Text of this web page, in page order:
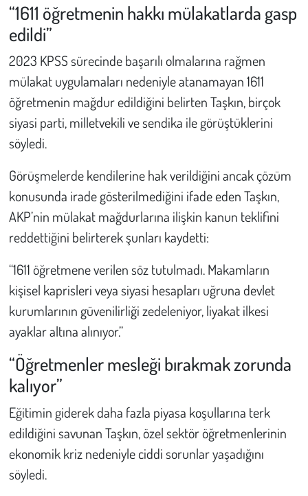
“1611 öğretmenin hakkı mülakatlarda gasp
edildi”
2023 KPSS sürecinde başarılı olmalarına rağmen
mülakat uygulamaları nedeniyle atanamayan 1611
öğretmenin mağdur edildiğini belirten Taşkın, birçok
siyasi parti, milletvekili ve sendika ile görüştüklerini
söyledi.
Görüşmelerde kendilerine hak verildiğini ancak çözüm
konusunda irade gösterilmediğini ifade eden Taşkın,
AKP’nin mülakat mağdurlarına ilişkin kanun teklifini
reddettiğini belirterek şunları kaydetti:
“1611 öğretmene verilen söz tutulmadı. Makamların
kişisel kaprisleri veya siyasi hesapları uğruna devlet
kurumlarının güvenilirliği zedeleniyor, liyakat ilkesi
ayaklar altına alınıyor.”
“Öğretmenler mesleği bırakmak zorunda
kalıyor”
Eğitimin giderek daha fazla piyasa koşullarına terk
edildiğini savunan Taşkın, özel sektör öğretmenlerinin
ekonomik kriz nedeniyle ciddi sorunlar yaşadığını
söyledi.